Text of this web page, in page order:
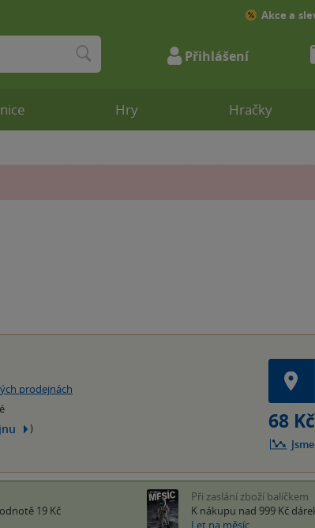
prodejnách
) 68 Kč
19 Kč
Při zaslání zboží balíčkem
K nákupu nad 999 Kč
Let na měsíc
Hry Hračky
Akce a
Přihlášení